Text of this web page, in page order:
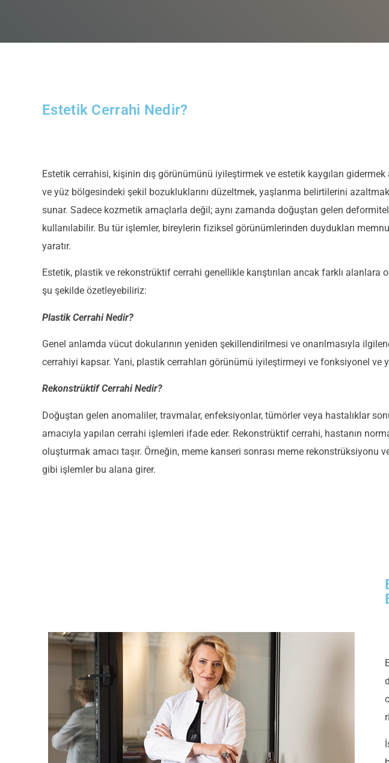
Estetik Cerrahi Nedir?
Estetik cerrahisi, kişinin dış görünümünü iyileştirmek ve estetik kaygıları
ve yüz bölgesindeki şekil bozukluklarını düzeltmek, yaşlanma belirtilerini
sunar. Sadece kozmetik amaçlarla değil; aynı zamanda doğuştan gelen
kullanılabilir. Bu tür işlemler, bireylerin fiziksel görünümlerinden duydukları
yaratır.
Estetik, plastik ve rekonstrüktif cerrahi genellikle karıştırılan ancak farklı alanlara
şu şekilde özetleyebiliriz:
Plastik Cerrahi Nedir?
Genel anlamda vücut dokularının yeniden şekillendirilmesi ve onarılmasıyla
cerrahiyi kapsar. Yani, plastik cerrahları görünümü iyileştirmeyi ve fonksiyonel ve
Rekonstrüktif Cerrahi Nedir?
Doğuştan gelen anomaliler, travmalar, enfeksiyonlar, tümörler veya hastalıklar
amacıyla yapılan cerrahi işlemleri ifade eder. Rekonstrüktif cerrahi, hastanın
oluşturmak amacı taşır. Örneğin, meme kanseri sonrası meme
gibi işlemler bu alana girer.